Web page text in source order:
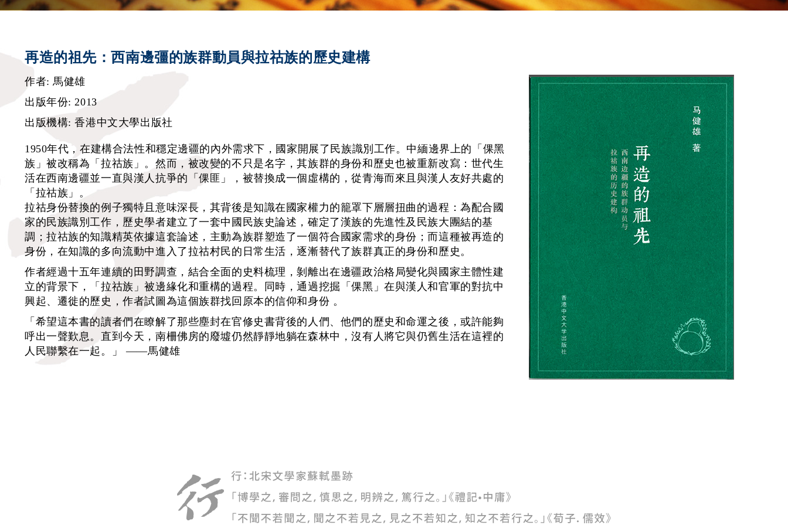
再造的祖先：西南邊彊的族群動員與拉祜族的歷史建構
作者: 馬健雄
出版年份: 2013
出版機構: 香港中文大學出版社
1950年代，在建構合法性和穩定邊疆的內外需求下，國家開展了民族識別工作。中緬邊界上的「倮黑
族」被改稱為「拉祜族」。然而，被改變的不只是名字，其族群的身份和歷史也被重新改寫：世代生
活在西南邊疆並一直與漢人抗爭的「倮匪」，被替換成一個虛構的，從青海而來且與漢人友好共處的
「拉祜族」。
拉祜身份替換的例子獨特且意味深長，其背後是知識在國家權力的籠罩下層層扭曲的過程：為配合國
家的民族識別工作，歷史學者建立了一套中國民族史論述，確定了漢族的先進性及民族大團結的基
調；拉祜族的知識精英依據這套論述，主動為族群塑造了一個符合國家需求的身份；而這種被再造的
身份，在知識的多向流動中進入了拉祜村民的日常生活，逐漸替代了族群真正的身份和歷史。
作者經過十五年連續的田野調查，結合全面的史料梳理，剝離出在邊疆政治格局變化與國家主體性建
立的背景下，「拉祜族」被邊緣化和重構的過程。同時，通過挖掘「倮黑」在與漢人和官軍的對抗中
興起、遷徙的歷史，作者試圖為這個族群找回原本的信仰和身份 。
「希望這本書的讀者們在瞭解了那些塵封在官修史書背後的人們、他們的歷史和命運之後，或許能夠
呼出一聲歎息。直到今天，南柵佛房的廢墟仍然靜靜地躺在森林中，沒有人將它與仍舊生活在這裡的
人民聯繫在一起。」 ——馬健雄